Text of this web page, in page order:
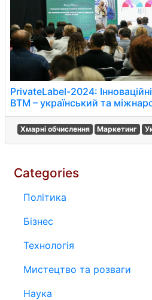
PrivateLabel-2024:
ВТМ – український та
Хмарні обчислення Маркетинг
Categories
Політика
Бізнес
Технологія
Мистецтво та розваги
Наука